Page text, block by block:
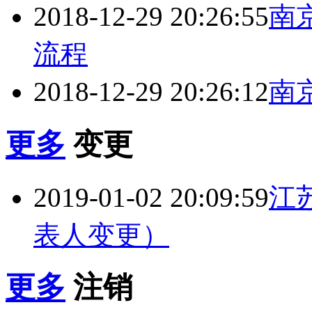
2018-12-29 20:26:55南
流程
2018-12-29 20:26:12南
更多 变更
2019-01-02 20:09:59江
表人变更）
更多 注销